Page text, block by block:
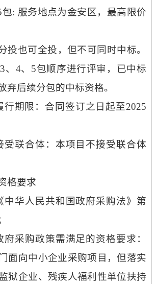
包: 服务地点为金安区，最高限价
投也可全投，但不可同时中标。
、4、5包顺序进行评审，已中标
弃后续分包的中标资格。
行期限：合同签订之日起至2025
受联合体：本项目不接受联合体
格要求
中华人民共和国政府采购法》第
府采购政策需满足的资格要求：
面向中小企业采购项目，但落实
狱企业、残疾人福利性单位扶持